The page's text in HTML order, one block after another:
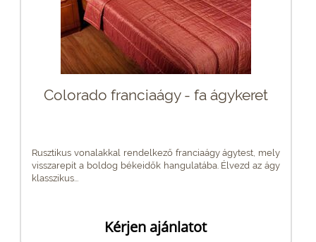
Colorado franciaágy - fa ágykeret
Rusztikus vonalakkal rendelkező franciaágy ágytest, mely
visszarepít a boldog békeidők hangulatába. Élvezd az ágy
klasszikus...
Kérjen ajánlatot